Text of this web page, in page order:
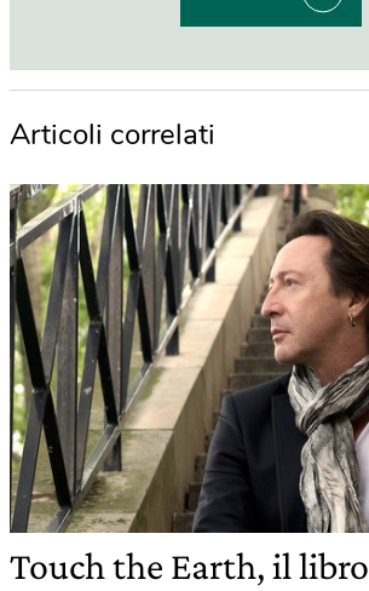
Articoli correlati
Touch the Earth, il libro